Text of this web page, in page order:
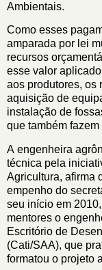
Ambientais.
Como esses
amparada por lei
recursos
esse valor
aos produtores, os
aquisição de
instalação de
que também
A engenheira
técnica pela
Agricultura, afirma
empenho do
seu início em
mentores o
Escritório de
(Cati/SAA), que
formatou o projeto